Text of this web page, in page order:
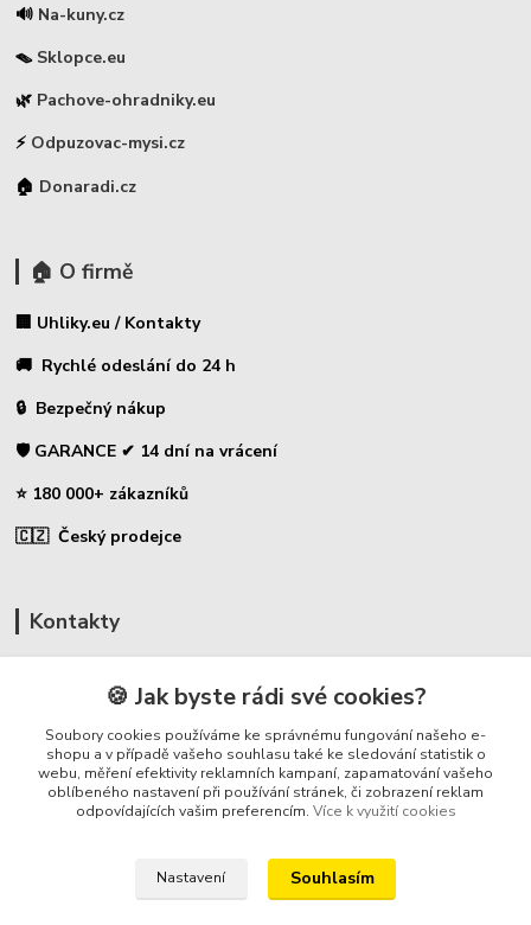
🔊 Na-kuny.cz
🪤 Sklopce.eu
🌿 Pachove-ohradniky.eu
⚡ Odpuzovac-mysi.cz
🏠 Donaradi.cz
🏠 O firmě
🏢 Uhliky.eu / Kontakty
🚚 Rychlé odeslání do 24 h
🔒 Bezpečný nákup
🛡️ GARANCE ✔ 14 dní na vrácení
⭐ 180 000+ zákazníků
🇨🇿 Český prodejce
Kontakty
🛡️ Zákaznická podpora
📞 728 007 997
⏰ Po-Pá - 7:00 - 13:30
info@repulse.cz
🍪 Jak byste rádi své cookies?
Soubory cookies používáme ke správnému fungování našeho e-
shopu a v případě vašeho souhlasu také ke sledování statistik o
webu, měření efektivity reklamních kampaní, zapamatování vašeho
oblíbeného nastavení při používání stránek, či zobrazení reklam
odpovídajících vašim preferencím. Více k využití cookies
Nastavení Souhlasím